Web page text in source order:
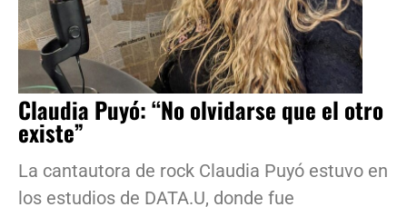
Claudia Puyó: “No olvidarse que el otro
existe”
La cantautora de rock Claudia Puyó estuvo en
los estudios de DATA.U, donde fue